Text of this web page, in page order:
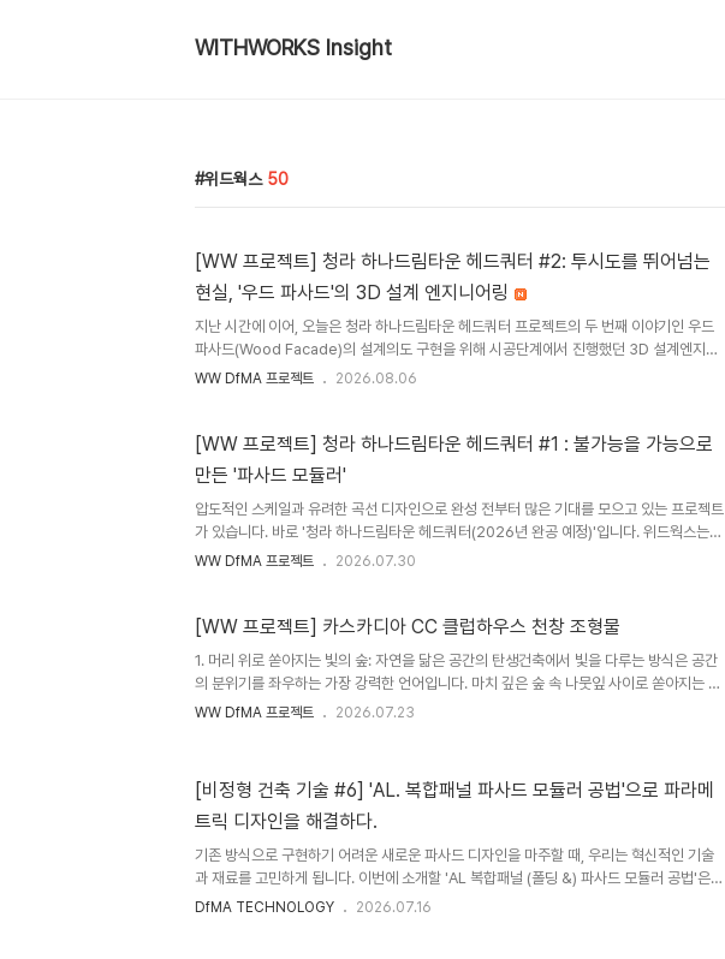
WITHWORKS Insight
위드웍스 50
[WW 프로젝트] 청라 하나드림타운 헤드쿼터 #2: 투시도를 뛰어넘는
현실, '우드 파사드'의 3D 설계 엔지니어링
지난 시간에 이어, 오늘은 청라 하나드림타운 헤드쿼터 프로젝트의 두 번째 이야기인 우드
파사드(Wood Facade)의 설계의도 구현을 위해 시공단계에서 진행했던 3D 설계엔지니
어링 내용들을 소개하려고 합니다. 시공 단계에서는 샘플 제작, 비주얼 목업, 구조 실험 등
인해 발생할 수 있는 시각적 문제들을 3D 설계 과정을 거쳐 사전에 파악했습니다. 이를 바
탕으로 디자인 재검토 및 디테일 추가 등 부분적인 설계 변경을 진행하여, 최종적으로 설계
의도가 완벽하게 구현될 수 있도록 3D 설계 엔지니어링 및 LOD400 제작 설계..
WW DfMA 프로젝트 2026.08.06
[WW 프로젝트] 청라 하나드림타운 헤드쿼터 #1 : 불가능을 가능으로
만든 '파사드 모듈러'
압도적인 스케일과 유려한 곡선 디자인으로 완성 전부터 많은 기대를 모으고 있는 프로젝트
가 있습니다. 바로 '청라 하나드림타운 헤드쿼터(2026년 완공 예정)'입니다. 위드웍스는
이 기념비적인 프로젝트에서 핵심적인 설계 및 시공단계에 참여하여 파사드 3D 설계 엔지
을 일해야 완성되는 설계분량)으로 총 설계면적: 34,569.11m2를 수행하였습니다. 이번주
고자 합니다.[1편] 메탈 파사드 (오늘의 이야기)[2편] 우드 파사드..
WW DfMA 프로젝트 2026.07.30
[WW 프로젝트] 카스카디아 CC 클럽하우스 천창 조형물
1. 머리 위로 쏟아지는 빛의 숲: 자연을 닮은 공간의 탄생건축에서 빛을 다루는 방식은 공간
의 분위기를 좌우하는 가장 강력한 언어입니다. 마치 깊은 숲 속 나뭇잎 사이로 쏟아지는 햇
살처럼, 자연의 불규칙한 아름다움을 실내 공간에 구현할 수 있다면 어떨까요? 오늘 소개해
압도적인 시각적 경험을 선사하죠. 하지만 이토록 유려하고 아름다운 비정형의 이면에는,
건축 구조적 한계를 넘어서기 위한 치열한 고민이 숨어 있습니다. 2. 디자인을 어떻게 구현
할 ..
WW DfMA 프로젝트 2026.07.23
[비정형 건축 기술 #6] 'AL. 복합패널 파사드 모듈러 공법'으로 파라메
트릭 디자인을 해결하다.
기존 방식으로 구현하기 어려운 새로운 파사드 디자인을 마주할 때, 우리는 혁신적인 기술
과 재료를 고민하게 됩니다. 이번에 소개할 'AL 복합패널 (폴딩 &) 파사드 모듈러 공법'은
이러한 고민의 결과물입니다. 이 공법은 세종정부종합청사 3-1구역(법제처)의 와플 형태
DfMA TECHNOLOGY 2026.07.16